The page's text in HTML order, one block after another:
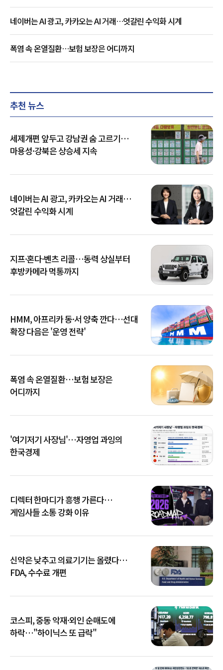
네이버는 AI 광고, 카카오는 AI 거래…엇갈린 수익화 시계
폭염 속 온열질환…보험 보장은 어디까지
추천 뉴스
세제개편 앞두고 강남권 숨 고르기…
마용성·강북은 상승세 지속
네이버는 AI 광고, 카카오는 AI 거래…
엇갈린 수익화 시계
지프·혼다·벤츠 리콜…동력 상실부터
후방카메라 먹통까지
HMM, 아프리카 동·서 양축 깐다…선대
확장 다음은 '운영 전략'
폭염 속 온열질환…보험 보장은
어디까지
'여기저기 사장님'…자영업 과잉의
한국경제
디렉터 한마디가 흥행 가른다…
게임사들 소통 강화 이유
신약은 낮추고 의료기기는 올렸다…
FDA, 수수료 개편
코스피, 중동 악재·외인 순매도에
하락…"하이닉스 또 급락"